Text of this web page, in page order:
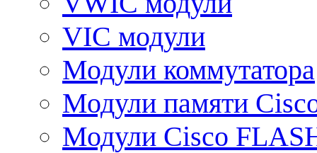
VIC модули
Модули коммутатора
Модули памяти
Модули Cisco